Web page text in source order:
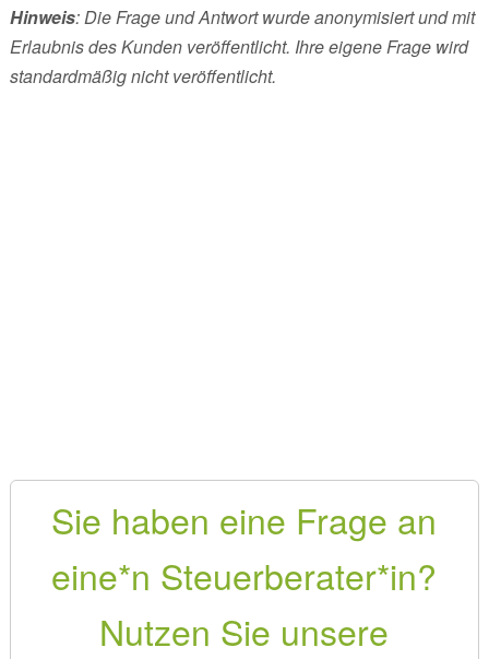
Hinweis: Die Frage und Antwort wurde anonymisiert und mit
Erlaubnis des Kunden veröffentlicht. Ihre eigene Frage wird
standardmäßig nicht veröffentlicht.
Sie haben eine Frage an
eine*n Steuerberater*in?
Nutzen Sie unsere